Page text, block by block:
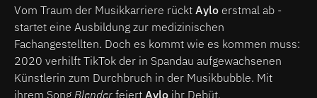
Vom Traum der Musikkarriere rückt Aylo erstmal ab -
startet eine Ausbildung zur medizinischen
Fachangestellten. Doch es kommt wie es kommen muss:
2020 verhilft TikTok der in Spandau aufgewachsenen
Künstlerin zum Durchbruch in der Musikbubble. Mit
ihrem Song Blender feiert Aylo ihr Debüt.